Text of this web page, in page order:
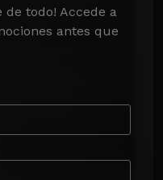
de todo! Accede a
antes que